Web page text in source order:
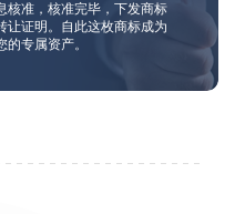
核准，核准完毕，下发商标
让证明。自此这枚商标成为
的专属资产。